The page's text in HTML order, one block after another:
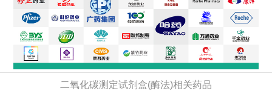
二氧化碳测定试剂盒(酶法)相关药品